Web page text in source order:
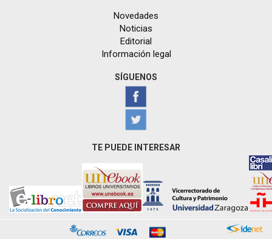
Novedades
Noticias
Editorial
Información legal
SÍGUENOS
TE PUEDE INTERESAR